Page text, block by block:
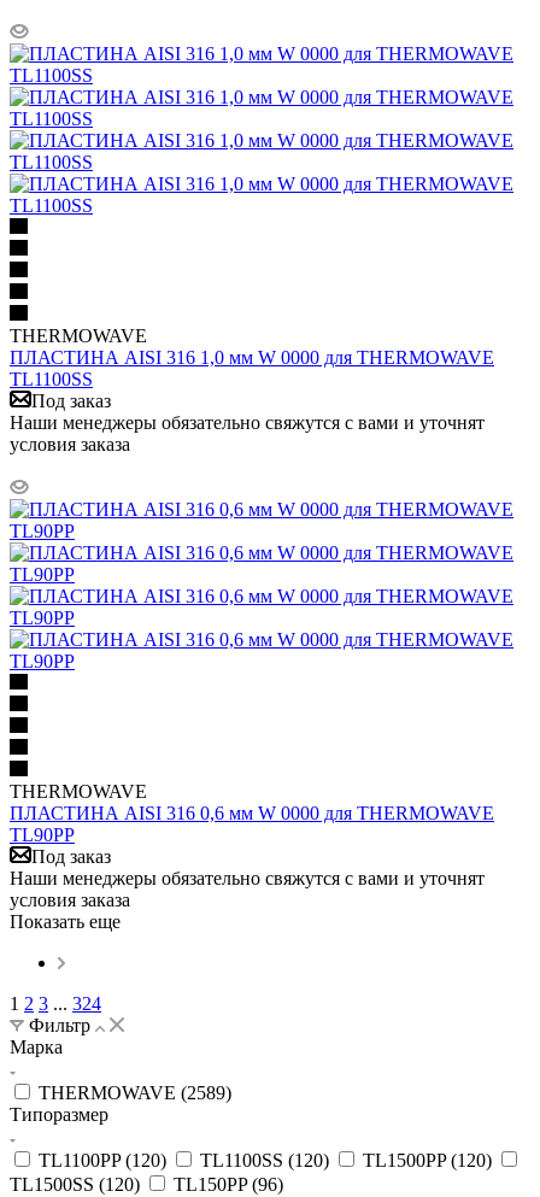
THERMOWAVE
ПЛАСТИНА AISI 316 1,0 мм W 0000 для THERMOWAVE
TL1100SS
Под заказ
Наши менеджеры обязательно свяжутся с вами и уточнят
условия заказа
THERMOWAVE
ПЛАСТИНА AISI 316 0,6 мм W 0000 для THERMOWAVE
TL90PP
Под заказ
Наши менеджеры обязательно свяжутся с вами и уточнят
условия заказа
Показать еще
1 2 3 ... 324
Фильтр
Марка
THERMOWAVE (2589)
Типоразмер
TL1100PP (120) TL1100SS (120) TL1500PP (120)
TL1500SS (120) TL150PP (96)